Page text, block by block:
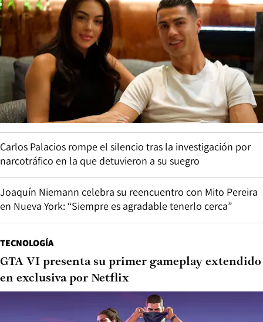
Carlos Palacios rompe el silencio tras la investigación por
narcotráfico en la que detuvieron a su suegro
Joaquín Niemann celebra su reencuentro con Mito Pereira
en Nueva York: “Siempre es agradable tenerlo cerca”
TECNOLOGÍA
GTA VI presenta su primer gameplay extendido
en exclusiva por Netflix